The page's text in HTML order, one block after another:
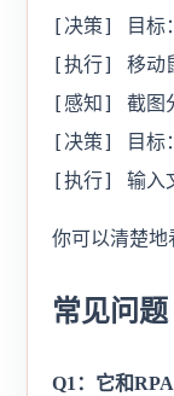
[决策] 目标
[执行] 移动
[感知] 截图
[决策] 目标
[执行] 输入
你可以清楚地
常见问题
Q1：它和